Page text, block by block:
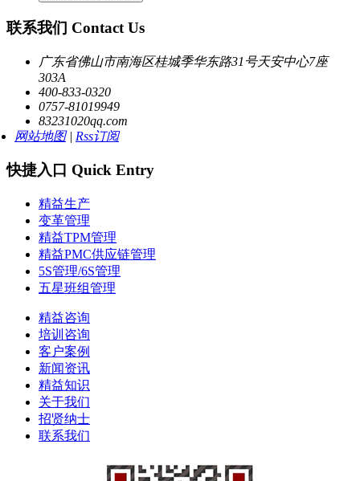
联系我们 Contact Us
广东省佛山市南海区桂城季华东路31号天安中心7座
303A
400-833-0320
0757-81019949
83231020qq.com
网站地图| Rss订阅
快捷入口 Quick Entry
精益生产
变革管理
精益TPM管理
精益PMC供应链管理
5S管理/6S管理
五星班组管理
精益咨询
培训咨询
客户案例
新闻资讯
精益知识
关于我们
招贤纳士
联系我们